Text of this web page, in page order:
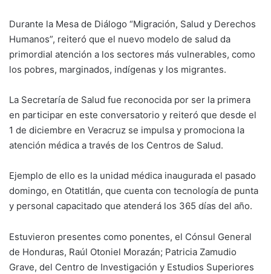
Durante la Mesa de Diálogo “Migración, Salud y Derechos
Humanos”, reiteró que el nuevo modelo de salud da
primordial atención a los sectores más vulnerables, como
los pobres, marginados, indígenas y los migrantes.
La Secretaría de Salud fue reconocida por ser la primera
en participar en este conversatorio y reiteró que desde el
1 de diciembre en Veracruz se impulsa y promociona la
atención médica a través de los Centros de Salud.
Ejemplo de ello es la unidad médica inaugurada el pasado
domingo, en Otatitlán, que cuenta con tecnología de punta
y personal capacitado que atenderá los 365 días del año.
Estuvieron presentes como ponentes, el Cónsul General
de Honduras, Raúl Otoniel Morazán; Patricia Zamudio
Grave, del Centro de Investigación y Estudios Superiores